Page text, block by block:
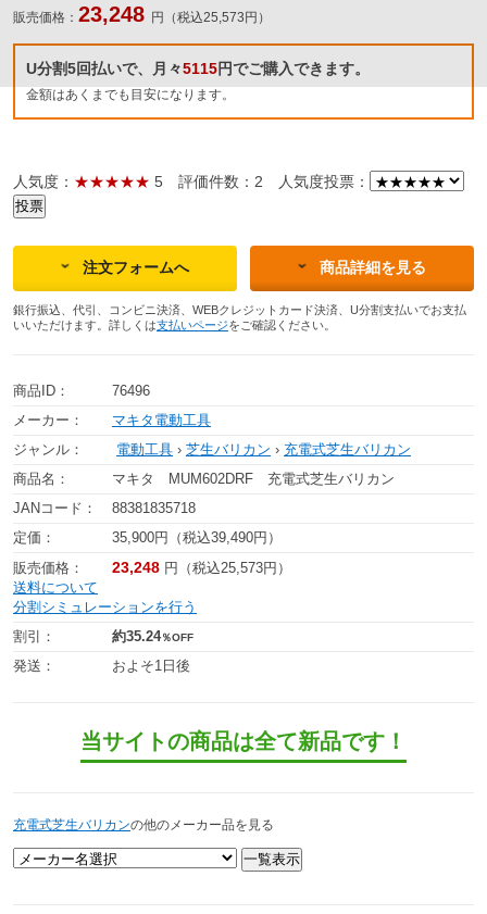
販売価格： 23,248 円（税込25,573円）
U分割5回払いで、月々5115円でご購入できます。
金額はあくまでも目安になります。
人気度： ★★★★★ 5 評価件数：2 人気度投票：
注文フォームへ 商品詳細を見る
銀行振込、代引、コンビニ決済、WEBクレジットカード決済、U分割支払いでお支払
いいただけます。詳しくは支払いページをご確認ください。
商品ID：
76496
メーカー：
マキタ電動工具
ジャンル：
電動工具 › 芝生バリカン › 充電式芝生バリカン
商品名：
マキタ MUM602DRF 充電式芝生バリカン
JANコード：
88381835718
定価：
35,900円（税込39,490円）
販売価格：
23,248 円（税込25,573円）
送料について
分割シミュレーションを行う
割引：
約35.24％OFF
発送： およそ1日後
当サイトの商品は全て新品です！
充電式芝生バリカンの他のメーカー品を見る